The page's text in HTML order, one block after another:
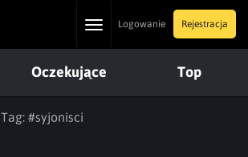
ToggleLogowanie Rejestracja
Oczekujące Top
Tag: #syjonisci